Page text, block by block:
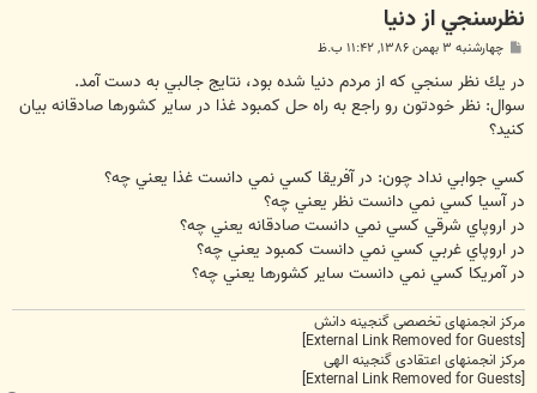
نظرسنجي از دنيا
س
ت
چهارشنبه ۳ بهمن ۱۳۸۶, ۱۱:۴۲ ب.ظ
در يك نظر سنجي که از مردم دنيا شده بود، نتايج جالبي به دست آمد.
سوال: نظر خودتون رو راجع به راه حل كمبود غذا در ساير كشورها صادقانه بيان
كنيد؟
كسي جوابي نداد چون: در آفريقا كسي نمي دانست غذا يعني چه؟
در آسيا كسي نمي دانست نظر يعني چه؟
در اروپاي شرقي كسي نمي دانست صادقانه يعني چه؟
در اروپاي غربي كسي نمي دانست كمبود يعني چه؟
در آمريكا كسي نمي دانست ساير كشورها يعني چه؟
مرکز انجمنهای تخصصی گنجینه دانش
[External Link Removed for Guests]
مرکز انجمنهای اعتقادی گنجینه الهی
[External Link Removed for Guests]